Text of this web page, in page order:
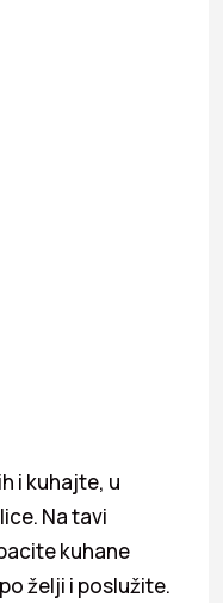
i kuhajte, u
Na tavi
kuhane
želji i poslužite.